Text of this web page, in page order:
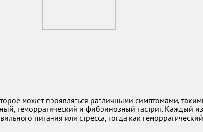
может проявляться различными симптомами,
геморрагический и фибринозный гастрит. Каждый
питания или стресса, тогда как